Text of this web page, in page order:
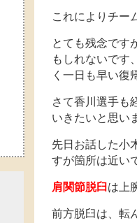
これによりチー
とても残念です
もしれないです
く一日も早い復
さて香川選手も
いきたいと思い
先日お話した小
すが箇所は近い
肩関節脱臼 は上
前方脱臼は、転